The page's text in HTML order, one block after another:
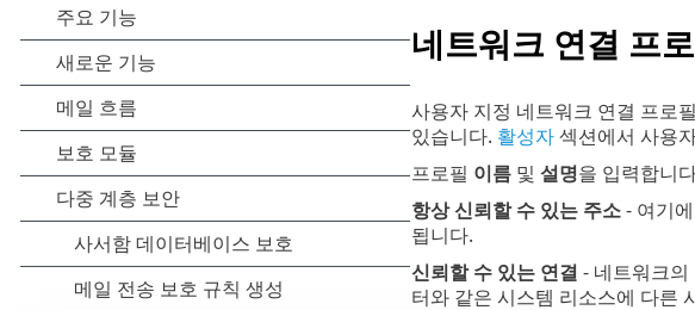
네트워크 연결 프
사용자 지정 네트워크 연결 프로
있습니다. 활성자섹션에서 사용
프로필 이름및 설명을 입력합니
항상 신뢰할 수 있는 주소- 여기에
됩니다.
신뢰할 수 있는 연결 - 네트워크
터와 같은 시스템 리소스에 다른